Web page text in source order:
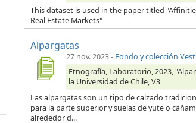
This dataset is used in the paper titled
Real Estate Markets"
Alpargatas
27 nov. 2023- Fondo y colección
Etnografía, Laboratorio, 2023,
la Universidad de Chile, V3
Las alpargatas son un tipo de calzado
para la parte superior y suelas de yute o
alrededor d...